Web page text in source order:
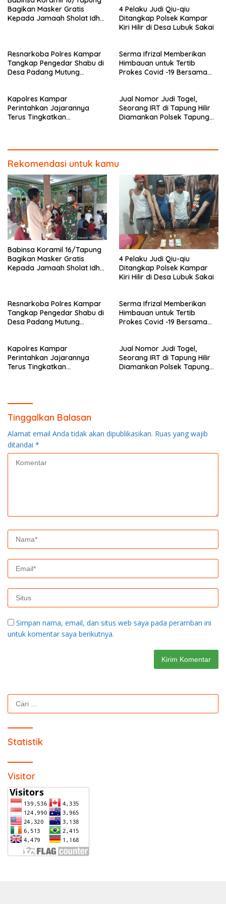
Bagikan Masker Gratis
Kepada Jamaah Sholat Idhul
4 Pelaku Judi Qiu-qiu
Ditangkap Polsek Kampar
Kiri Hilir di Desa Lubuk Sakai
Resnarkoba Polres Kampar
Tangkap Pengedar Shabu di
Desa Padang Mutung
Serma Ifrizal Memberikan
Himbauan untuk Tertib
Prokes Covid -19 Bersama
Kapolres Kampar
Perintahkan Jajarannya
Terus Tingkatkan
Jual Nomor Judi Togel,
Seorang IRT di Tapung Hilir
Diamankan Polsek Tapung
Rekomendasi untuk kamu
Babinsa Koramil 16/Tapung
Bagikan Masker Gratis
Kepada Jamaah Sholat Idhul
4 Pelaku Judi Qiu-qiu
Ditangkap Polsek Kampar
Kiri Hilir di Desa Lubuk Sakai
Resnarkoba Polres Kampar
Tangkap Pengedar Shabu di
Desa Padang Mutung
Serma Ifrizal Memberikan
Himbauan untuk Tertib
Prokes Covid -19 Bersama
Kapolres Kampar
Perintahkan Jajarannya
Terus Tingkatkan
Jual Nomor Judi Togel,
Seorang IRT di Tapung Hilir
Diamankan Polsek Tapung
Tinggalkan Balasan
Alamat email Anda tidak akan dipublikasikan. Ruas yang wajib
ditandai *
Simpan nama, email, dan situs web saya pada peramban ini
untuk komentar saya berikutnya.
Cari
untuk:
Statistik
Visitor